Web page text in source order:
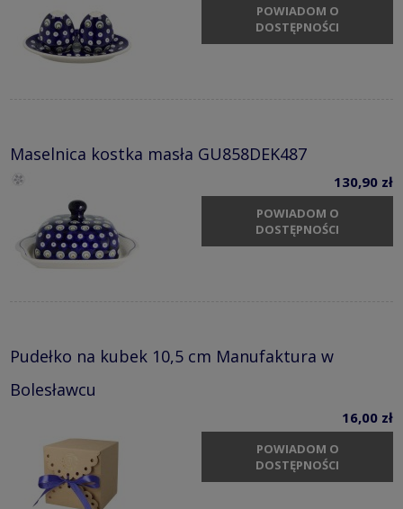
POWIADOM O
DOSTĘPNOŚCI
Maselnica kostka masła GU858DEK487
130,90 zł
POWIADOM O
DOSTĘPNOŚCI
Pudełko na kubek 10,5 cm Manufaktura w
Bolesławcu
16,00 zł
POWIADOM O
DOSTĘPNOŚCI